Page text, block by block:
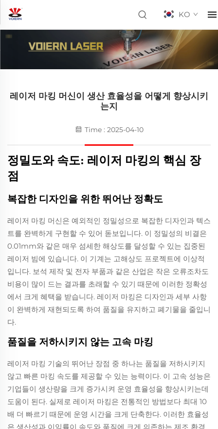
KO
레이저 마킹 머신이 생산 효율성을 어떻게 향상시키
는지
Time : 2025-04-10
정밀도와 속도: 레이저 마킹의 핵심 장
점
복잡한 디자인을 위한 뛰어난 정확도
레이저 마킹 머신은 예외적인 정밀성으로 복잡한 디자인과 텍스
트를 완벽하게 구현할 수 있어 돋보입니다. 이 정밀성의 비결은
0.01mm와 같은 매우 섬세한 해상도를 달성할 수 있는 집중된
레이저 빔에 있습니다. 이 기계는 고해상도 프로젝트에 이상적
입니다. 보석 제작 및 전자 부품과 같은 산업은 작은 오류조차도
비용이 많이 드는 결과를 초래할 수 있기 때문에 이러한 정확성
에서 크게 혜택을 받습니다. 레이저 마킹은 디자인과 세부 사항
이 완벽하게 재현되도록 하여 품질을 유지하고 폐기물을 줄입니
다.
품질을 저하시키지 않는 고속 마킹
레이저 마킹 기술의 뛰어난 장점 중 하나는 품질을 저하시키지
않고 빠른 마킹 속도를 제공할 수 있는 능력이다. 이 고속 성능은
기업들이 생산량을 크게 증가시켜 운영 효율성을 향상시키는데
도움이 된다. 실제로 레이저 마킹은 전통적인 방법보다 최대 10
배 더 빠르기 때문에 운영 시간을 크게 단축한다. 이러한 효율성
은 생산성과 이익률이 속도와 품질에 크게 의존하는 제조 환경